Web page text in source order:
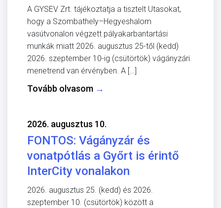
A GYSEV Zrt. tájékoztatja a tisztelt Utasokat,
hogy a Szombathely–Hegyeshalom
vasútvonalon végzett pályakarbantartási
munkák miatt 2026. augusztus 25-től (kedd)
2026. szeptember 10-ig (csütörtök) vágányzári
menetrend van érvényben. A […]
Tovább olvasom →
2026. augusztus 10.
FONTOS: Vágányzár és
vonatpótlás a Győrt is érintő
InterCity vonalakon
2026. augusztus 25. (kedd) és 2026.
szeptember 10. (csütörtök) között a